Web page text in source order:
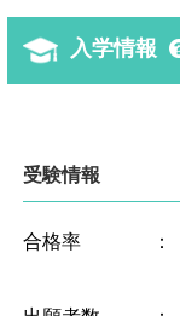
入学情報
受験情報
合格率 ：